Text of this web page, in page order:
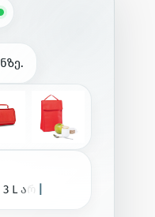
ნზე.
3 L